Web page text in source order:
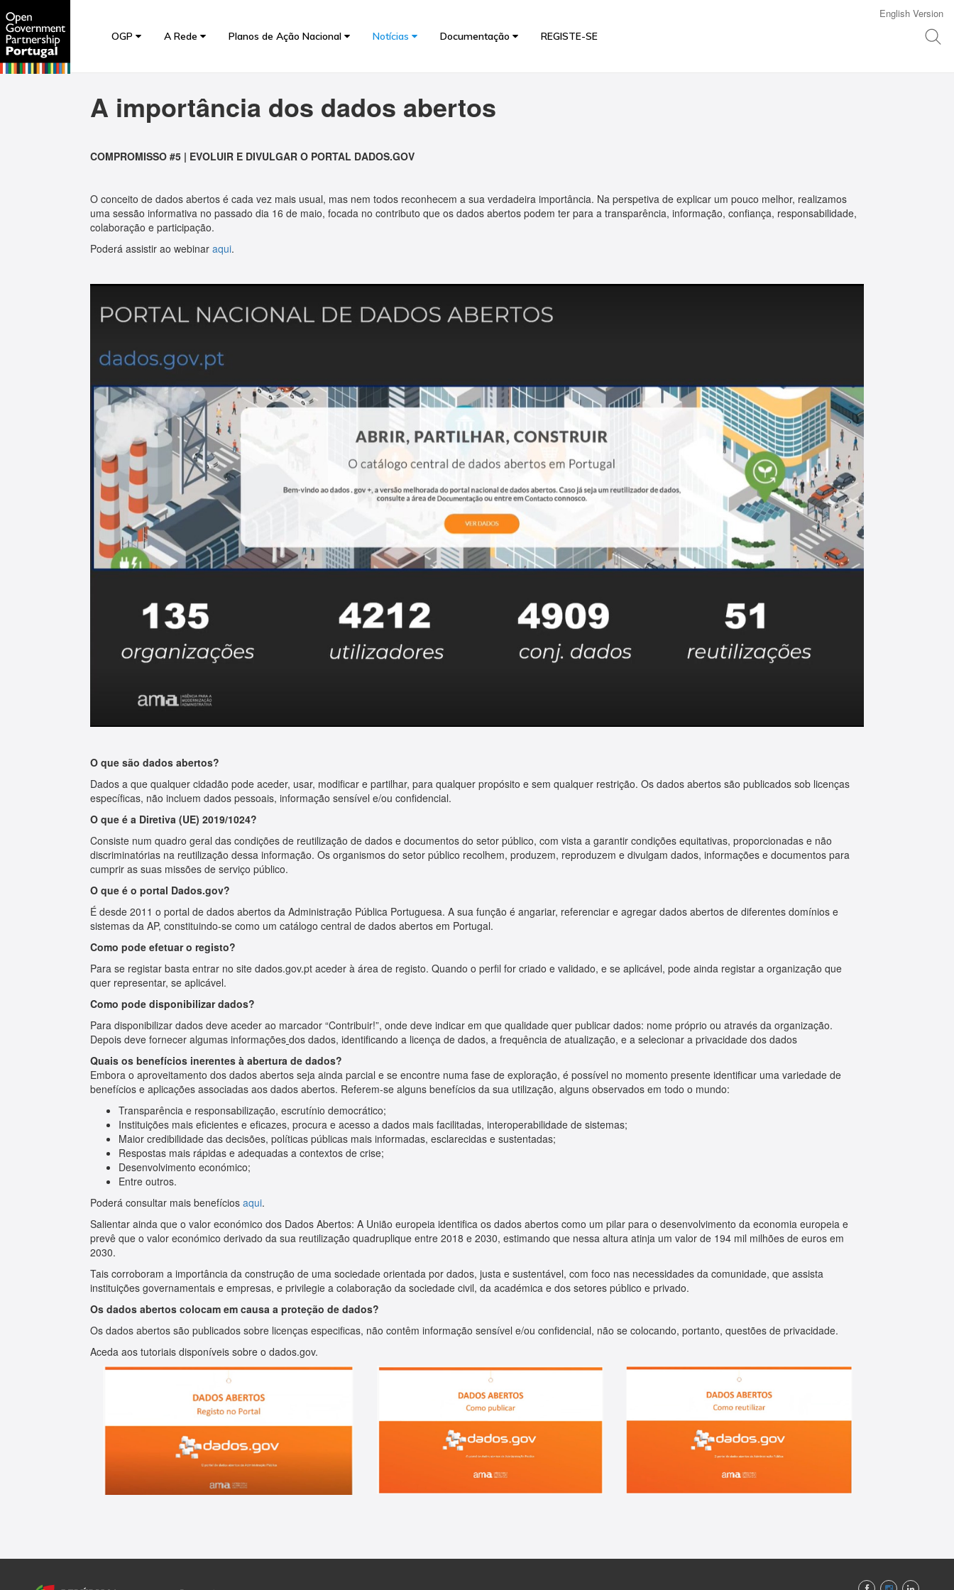
OGP A Rede Planos de Ação Nacional Notícias Documentação REGISTE-SE
English Version
A importância dos dados abertos
COMPROMISSO #5 | EVOLUIR E DIVULGAR O PORTAL DADOS.GOV
O conceito de dados abertos é cada vez mais usual, mas nem todos reconhecem a sua verdadeira importância. Na perspetiva de explicar um pouco melhor, realizamos
uma sessão informativa no passado dia 16 de maio, focada no contributo que os dados abertos podem ter para a transparência, informação, confiança, responsabilidade,
colaboração e participação.
Poderá assistir ao webinar aqui.
O que são dados abertos?
Dados a que qualquer cidadão pode aceder, usar, modificar e partilhar, para qualquer propósito e sem qualquer restrição. Os dados abertos são publicados sob licenças
específicas, não incluem dados pessoais, informação sensível e/ou confidencial.
O que é a Diretiva (UE) 2019/1024?
Consiste num quadro geral das condições de reutilização de dados e documentos do setor público, com vista a garantir condições equitativas, proporcionadas e não
discriminatórias na reutilização dessa informação. Os organismos do setor público recolhem, produzem, reproduzem e divulgam dados, informações e documentos para
cumprir as suas missões de serviço público.
O que é o portal Dados.gov?
É desde 2011 o portal de dados abertos da Administração Pública Portuguesa. A sua função é angariar, referenciar e agregar dados abertos de diferentes domínios e
sistemas da AP, constituindo‑se como um catálogo central de dados abertos em Portugal.
Como pode efetuar o registo?
Para se registar basta entrar no site dados.gov.pt aceder à área de registo. Quando o perfil for criado e validado, e se aplicável, pode ainda registar a organização que
quer representar, se aplicável.
Como pode disponibilizar dados?
Para disponibilizar dados deve aceder ao marcador “Contribuir!”, onde deve indicar em que qualidade quer publicar dados: nome próprio ou através da organização.
Depois deve fornecer algumas informações dos dados, identificando a licença de dados, a frequência de atualização, e a selecionar a privacidade dos dados
Quais os benefícios inerentes à abertura de dados?
Embora o aproveitamento dos dados abertos seja ainda parcial e se encontre numa fase de exploração, é possível no momento presente identificar uma variedade de
benefícios e aplicações associadas aos dados abertos. Referem-se alguns benefícios da sua utilização, alguns observados em todo o mundo:
Transparência e responsabilização, escrutínio democrático;
Instituições mais eficientes e eficazes, procura e acesso a dados mais facilitadas, interoperabilidade de sistemas;
Maior credibilidade das decisões, políticas públicas mais informadas, esclarecidas e sustentadas;
Respostas mais rápidas e adequadas a contextos de crise;
Desenvolvimento económico;
Entre outros.
Poderá consultar mais benefícios aqui.
Salientar ainda que o valor económico dos Dados Abertos: A União europeia identifica os dados abertos como um pilar para o desenvolvimento da economia europeia e
prevê que o valor económico derivado da sua reutilização quadruplique entre 2018 e 2030, estimando que nessa altura atinja um valor de 194 mil milhões de euros em
2030.
Tais corroboram a importância da construção de uma sociedade orientada por dados, justa e sustentável, com foco nas necessidades da comunidade, que assista
instituições governamentais e empresas, e privilegie a colaboração da sociedade civil, da académica e dos setores público e privado.
Os dados abertos colocam em causa a proteção de dados?
Os dados abertos são publicados sobre licenças especificas, não contêm informação sensível e/ou confidencial, não se colocando, portanto, questões de privacidade.
Aceda aos tutoriais disponíveis sobre o dados.gov.